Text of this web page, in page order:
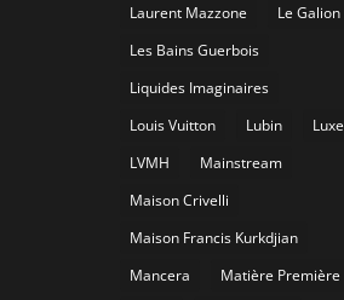
Laurent Mazzone
Le Galion
Les Bains Guerbois
Liquides Imaginaires
Louis Vuitton
Lubin
Luxe
LVMH
Mainstream
Maison Crivelli
Maison Francis Kurkdjian
Mancera
Matière Première